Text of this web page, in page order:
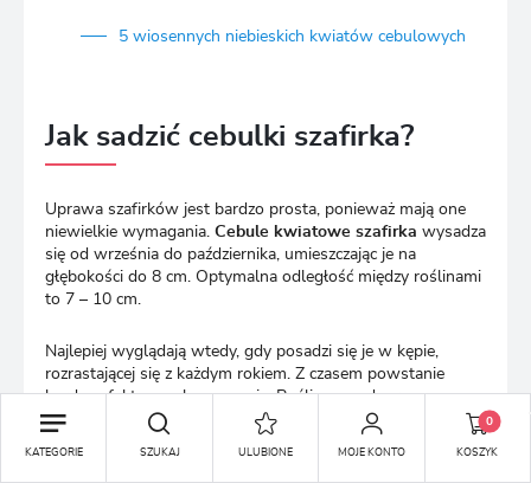
5 wiosennych niebieskich kwiatów cebulowych
Jak sadzić cebulki szafirka?
Uprawa szafirków jest bardzo prosta, ponieważ mają one
niewielkie wymagania. Cebule kwiatowe szafirka wysadza
się od września do października, umieszczając je na
głębokości do 8 cm. Optymalna odległość między roślinami
to 7 – 10 cm.
Najlepiej wyglądają wtedy, gdy posadzi się je w kępie,
rozrastającej się z każdym rokiem. Z czasem powstanie
bardzo efektowna kompozycja. Rośliny są odporne na
niskie temperatury, jednak dobrze jest je ściółkować, by
KATEGORIE SZUKAJ ULUBIONE MOJE KONTO
0
KOSZYK